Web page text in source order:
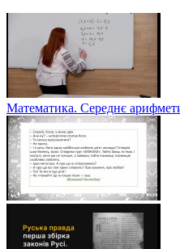
Математика. Середнє